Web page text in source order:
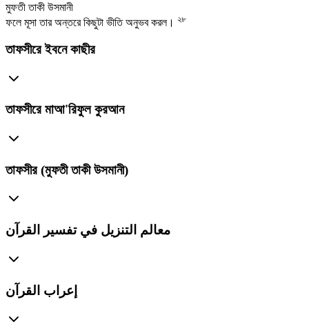
মুফতী তাকী উসমানী
ফলে মূসা তার অন্তরে কিছুটা ভীতি অনুভব করল। ২৮
তাফসীরে ইবনে কাছীর
তাফসীরে মাআ'রিফুল কুরআন
তাফসীর (মুফতী তাকী উসমানী)
معالم التنزيل في تفسير القرآن
إعراب القرآن